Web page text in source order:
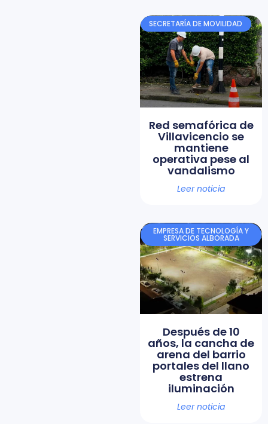
SECRETARÍA DE MOVILIDAD
Red semafórica de
Villavicencio se
mantiene
operativa pese al
vandalismo
Leer noticia
EMPRESA DE TECNOLOGÍA Y
SERVICIOS ALBORADA
Después de 10
años, la cancha de
arena del barrio
portales del llano
estrena
iluminación
Leer noticia